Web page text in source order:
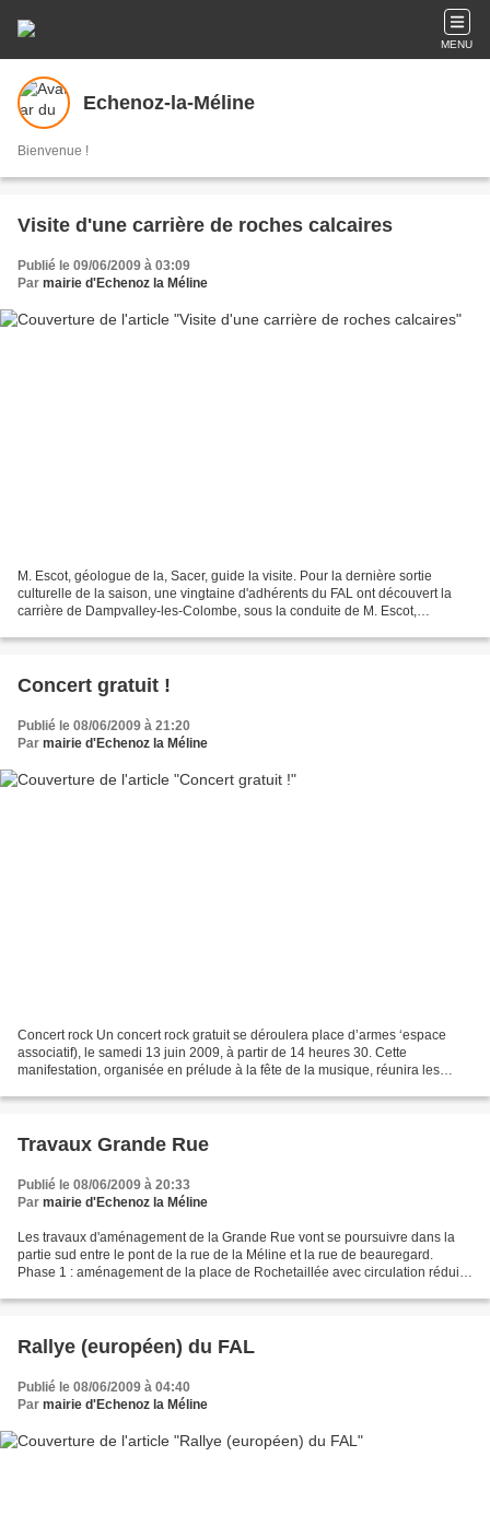
MENU
Echenoz-la-Méline
Bienvenue !
Visite d'une carrière de roches calcaires
Publié le 09/06/2009 à 03:09
Par mairie d'Echenoz la Méline
M. Escot, géologue de la, Sacer, guide la visite. Pour la dernière sortie
culturelle de la saison, une vingtaine d'adhérents du FAL ont découvert la
carrière de Dampvalley-les-Colombe, sous la conduite de M. Escot,
Concert gratuit !
Publié le 08/06/2009 à 21:20
Par mairie d'Echenoz la Méline
Concert rock Un concert rock gratuit se déroulera place d’armes ‘espace
associatif), le samedi 13 juin 2009, à partir de 14 heures 30. Cette
manifestation, organisée en prélude à la fête de la musique, réunira les
Travaux Grande Rue
Publié le 08/06/2009 à 20:33
Par mairie d'Echenoz la Méline
Les travaux d'aménagement de la Grande Rue vont se poursuivre dans la
partie sud entre le pont de la rue de la Méline et la rue de beauregard.
Phase 1 : aménagement de la place de Rochetaillée avec circulation réduite
Rallye (européen) du FAL
Publié le 08/06/2009 à 04:40
Par mairie d'Echenoz la Méline